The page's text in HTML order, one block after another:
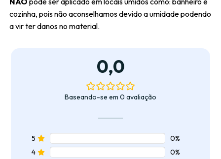
cozinha, pois não aconselhamos devido a umidade podendo
a vir ter danos no material.
0,0
Baseando-se em 0 avaliação
5
0%
4
0%